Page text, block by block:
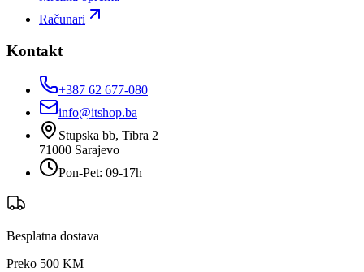
Računari
Kontakt
+387 62 677-080
info@itshop.ba
Stupska bb, Tibra 2
71000 Sarajevo
Pon-Pet: 09-17h
Besplatna dostava
Preko 500 KM